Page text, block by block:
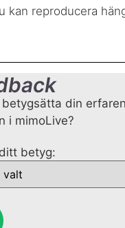
kan reproducera
din
i mimoLive?
betyg: